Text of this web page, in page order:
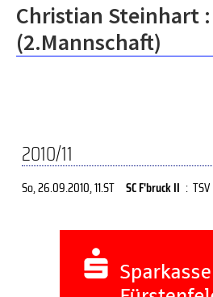
Christian Steinhart
(2.Mannschaft)
2010/11
So, 26.09.2010, 11.ST SC F'bruck II :